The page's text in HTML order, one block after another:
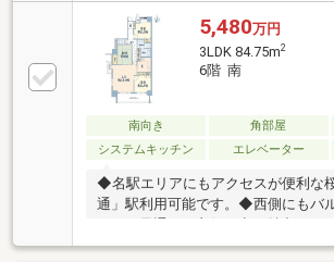
部分で眺望が良く２ＬＤＫの広々と
5,480万円
3LDK 84.75m2
6階 南
南向き 角部屋
システムキッチン
エレベーター
◆名駅エリアにもアクセスが便利な
通」駅利用可能です。◆西側にもバ
共用部には、コンシェルジュサービ